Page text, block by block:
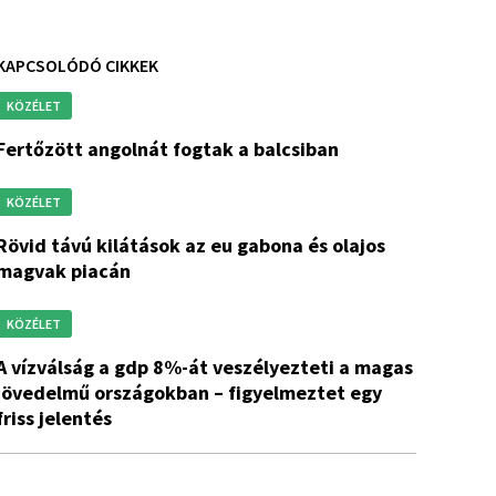
CIKKEK
KÖZÉLET
fertőzött angolnát fogtak a balcsiban
KÖZÉLET
és olajos
piacán
KÖZÉLET
a magas
országokban – figyelmeztet egy
jelentés